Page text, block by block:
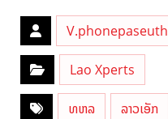
V.phonepaseuth
Lao Xperts
ທຫລ ລາວເອັກ